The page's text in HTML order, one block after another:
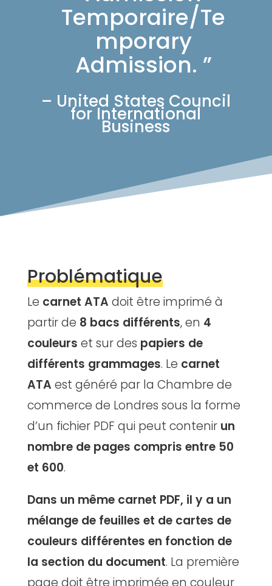
Temporaire/Te
mporary
Admission. ”
– United States Council
for International
Business
Problématique
Le carnet ATA doit être imprimé à
partir de 8 bacs différents, en 4
couleurs et sur des papiers de
différents grammages. Le carnet
ATA est généré par la Chambre de
commerce de Londres sous la forme
d’un fichier PDF qui peut contenir un
nombre de pages compris entre 50
et 600.
Dans un même carnet PDF, il y a un
mélange de feuilles et de cartes de
couleurs différentes en fonction de
la section du document. La première
page doit être imprimée en couleur